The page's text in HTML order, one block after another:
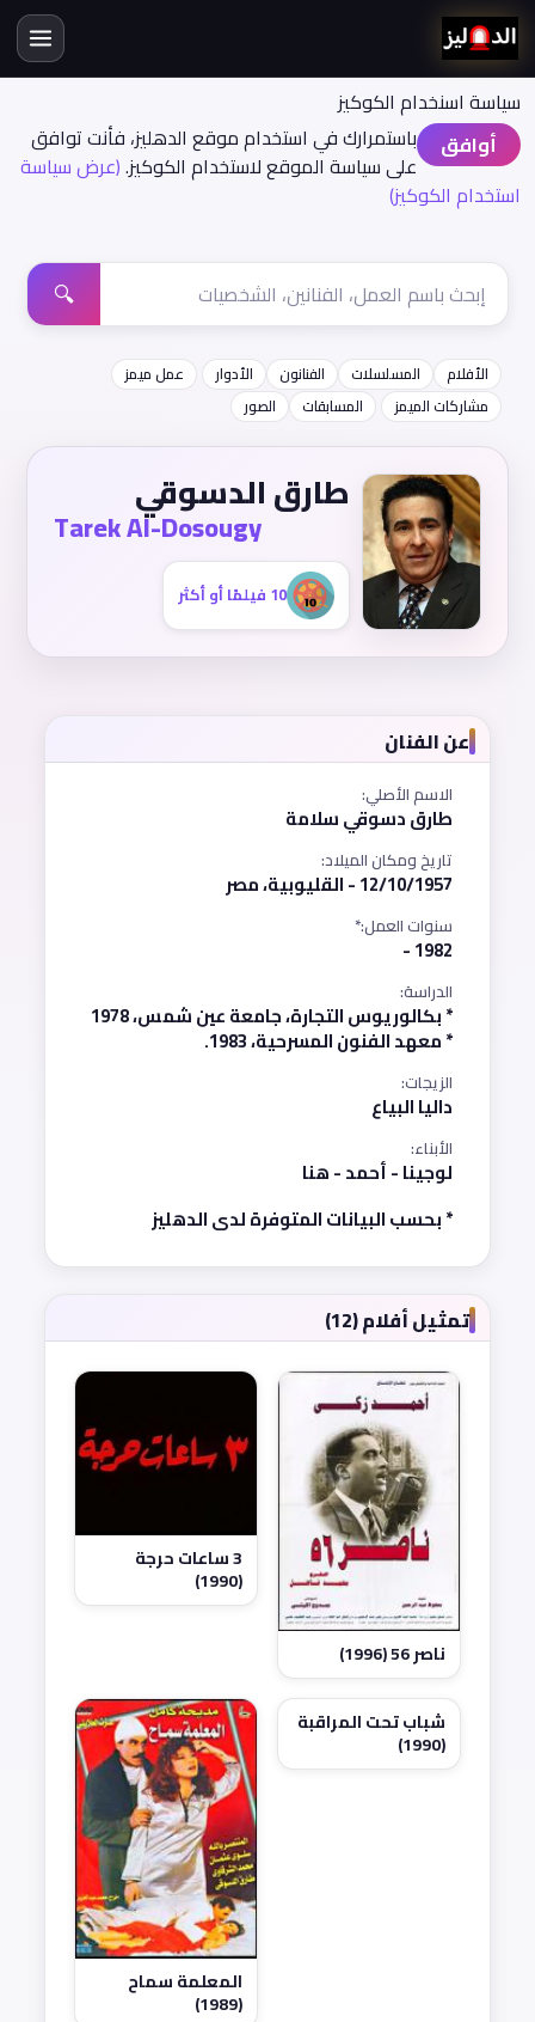
سياسة اسنخدام الكوكيز
أوافق
باستمرارك في استخدام موقع الدهليز، فأنت توافق
على سياسة الموقع لاستخدام الكوكيز.(عرض سياسة
استخدام الكوكيز)
🔍
الأفلام المسلسلات الفنانون الأدوار
عمل ميمز
مشاركات الميمز
المسابقات الصور
طارق الدسوقي
Tarek Al-Dosougy
10 فيلمًا أو أكثر
عن الفنان
الاسم الأصلي:
طارق دسوقي سلامة
تاريخ ومكان الميلاد:
12/10/1957 - القليوبية، مصر
سنوات العمل:*
1982 -
الدراسة:
* بكالوريوس التجارة، جامعة عين شمس، 1978
* معهد الفنون المسرحية، 1983.
الزيجات:
داليا البياع
الأبناء:
لوجينا - أحمد - هنا
* بحسب البيانات المتوفرة لدى الدهليز
تمثيل أفلام (12)
ناصر 56 (1996)
3 ساعات حرجة
(1990)
شباب تحت المراقبة
(1990)
المعلمة سماح
(1989)